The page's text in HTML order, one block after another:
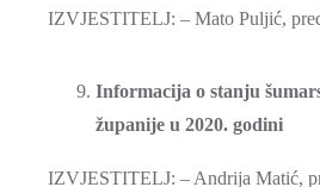
IZVJESTITELJ: – Mato Puljić,
Informacija o stanju
županije u 2020. godini
IZVJESTITELJ: – Andrija Matić,